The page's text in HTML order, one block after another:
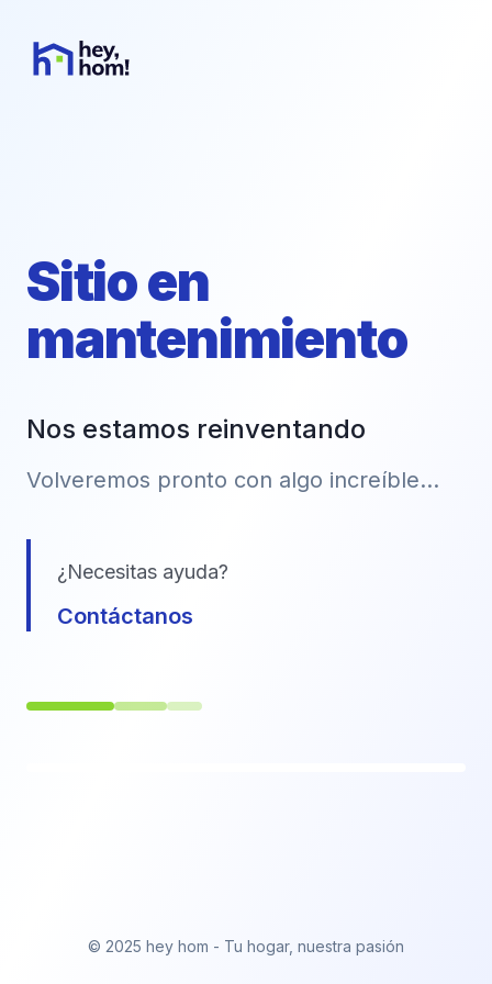
Sitio en
mantenimiento
Nos estamos reinventando
Volveremos pronto con algo increíble...
¿Necesitas ayuda?
Contáctanos
© 2025 hey hom - Tu hogar, nuestra pasión